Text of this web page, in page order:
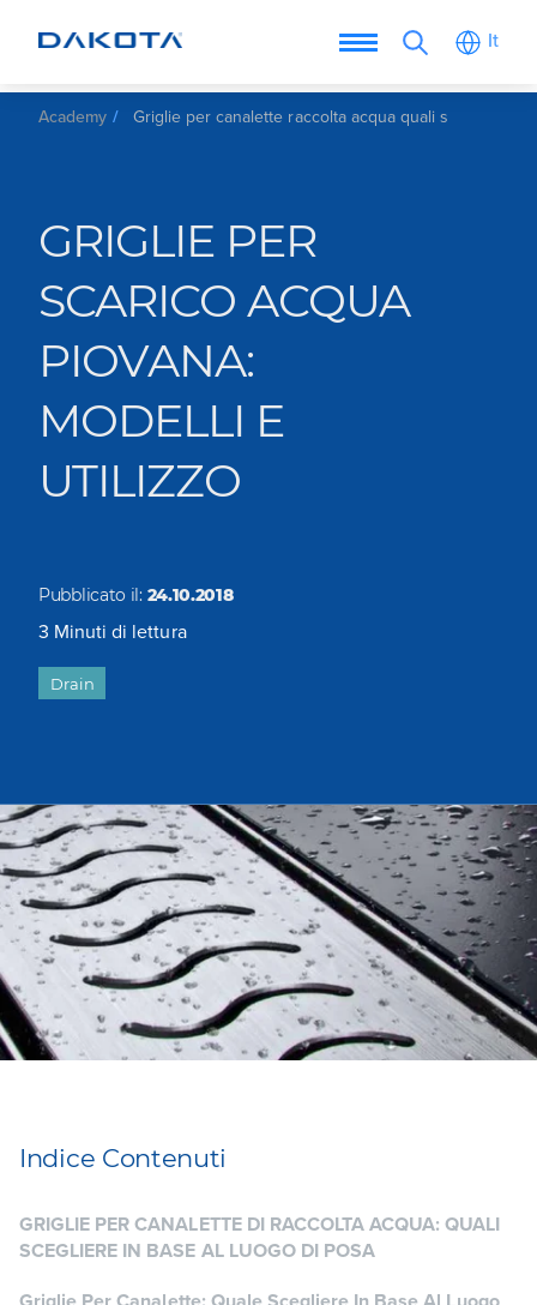
It
Academy Griglie per canalette raccolta acqua quali scegliere
GRIGLIE PER
SCARICO ACQUA
PIOVANA:
MODELLI E
UTILIZZO
Pubblicato il: 24.10.2018
3 Minuti di lettura
Drain
Indice Contenuti
GRIGLIE PER CANALETTE DI RACCOLTA ACQUA: QUALI
SCEGLIERE IN BASE AL LUOGO DI POSA